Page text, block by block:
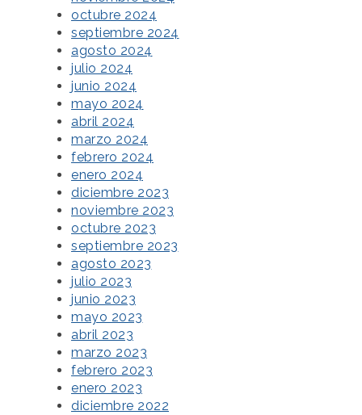
octubre 2024
septiembre 2024
agosto 2024
julio 2024
junio 2024
mayo 2024
abril 2024
marzo 2024
febrero 2024
enero 2024
diciembre 2023
noviembre 2023
octubre 2023
septiembre 2023
agosto 2023
julio 2023
junio 2023
mayo 2023
abril 2023
marzo 2023
febrero 2023
enero 2023
diciembre 2022